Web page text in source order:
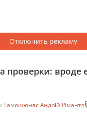
Отключить рекламу
проверки: вроде
Тамошюнас Андрій Ріманто